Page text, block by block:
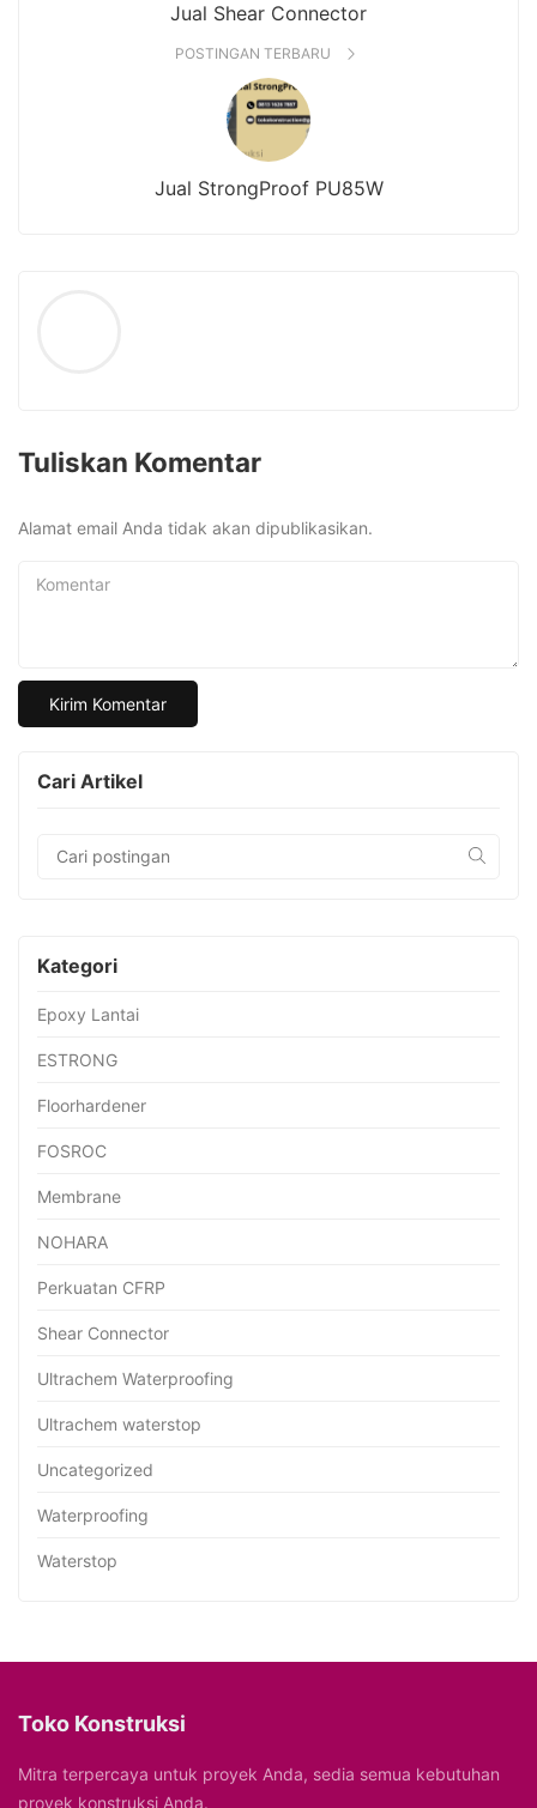
Jual Shear Connector
POSTINGAN TERBARU
Jual StrongProof PU85W
Tuliskan Komentar
Alamat email Anda tidak akan dipublikasikan.
Komentar
Cari Artikel
Kategori
Epoxy Lantai
ESTRONG
Floorhardener
FOSROC
Membrane
NOHARA
Perkuatan CFRP
Shear Connector
Ultrachem Waterproofing
Ultrachem waterstop
Uncategorized
Waterproofing
Waterstop
Toko Konstruksi
Mitra terpercaya untuk proyek Anda, sedia semua kebutuhan
proyek konstruksi Anda.